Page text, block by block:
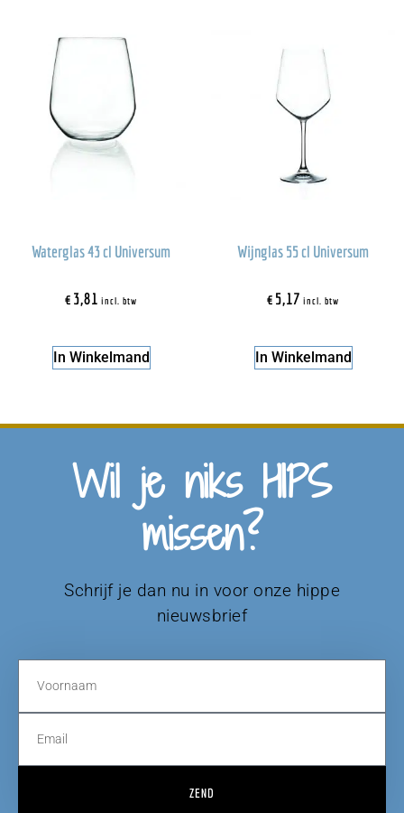
Waterglas 43 cl Universum
€3,81 incl. btw
In Winkelmand
Wijnglas 55 cl Universum
€5,17 incl. btw
In Winkelmand
Wil je niks HIPS
missen?
Schrijf je dan nu in voor onze hippe
nieuwsbrief
ZEND